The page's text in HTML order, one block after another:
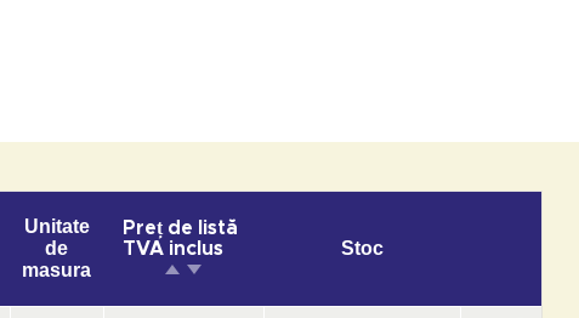
Unitate
de
masura
Preț de listă
TVA inclus
Stoc